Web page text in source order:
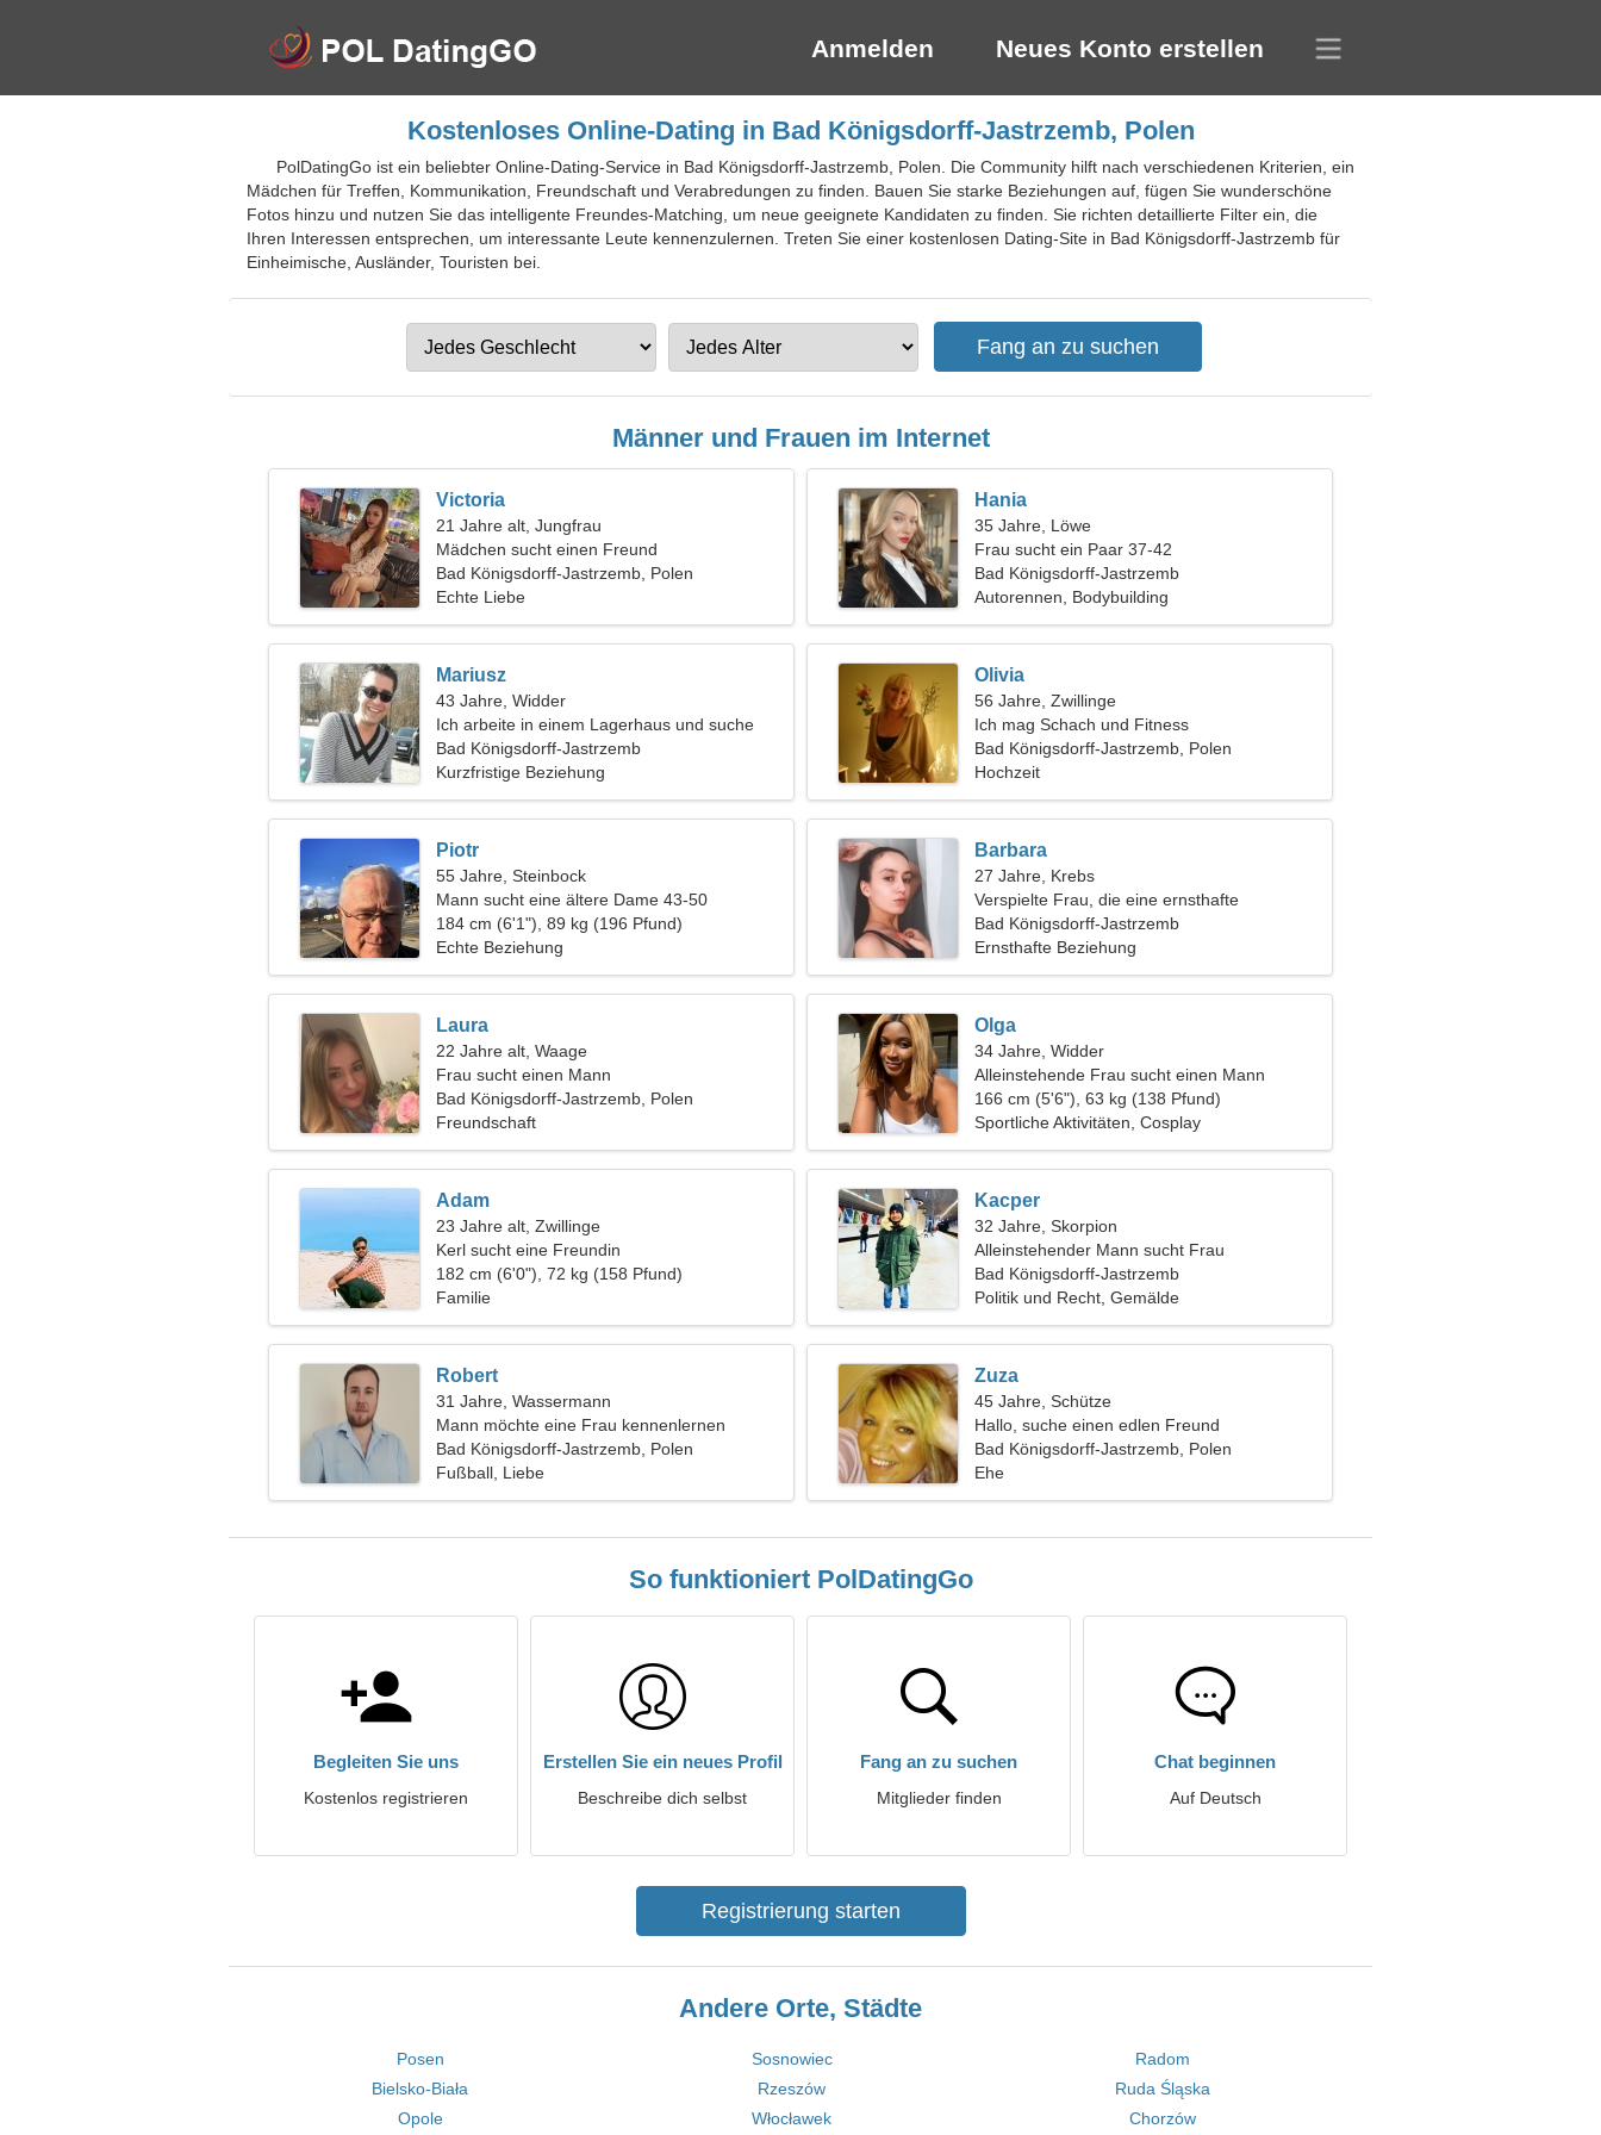
Anmelden Neues Konto erstellen
Kostenloses Online-Dating in Bad Königsdorff-Jastrzemb, Polen
PolDatingGo ist ein beliebter Online-Dating-Service in Bad Königsdorff-Jastrzemb, Polen. Die Community hilft nach verschiedenen Kriterien, ein
Mädchen für Treffen, Kommunikation, Freundschaft und Verabredungen zu finden. Bauen Sie starke Beziehungen auf, fügen Sie wunderschöne
Fotos hinzu und nutzen Sie das intelligente Freundes-Matching, um neue geeignete Kandidaten zu finden. Sie richten detaillierte Filter ein, die
Ihren Interessen entsprechen, um interessante Leute kennenzulernen. Treten Sie einer kostenlosen Dating-Site in Bad Königsdorff-Jastrzemb für
Einheimische, Ausländer, Touristen bei.
Männer und Frauen im Internet
Victoria
21 Jahre alt, Jungfrau
Mädchen sucht einen Freund
Bad Königsdorff-Jastrzemb, Polen
Echte Liebe
Hania
35 Jahre, Löwe
Frau sucht ein Paar 37-42
Bad Königsdorff-Jastrzemb
Autorennen, Bodybuilding
Mariusz
43 Jahre, Widder
Ich arbeite in einem Lagerhaus und suche
eine verspielte Frau
Bad Königsdorff-Jastrzemb
Kurzfristige Beziehung
Olivia
56 Jahre, Zwillinge
Ich mag Schach und Fitness
Bad Königsdorff-Jastrzemb, Polen
Hochzeit
Piotr
55 Jahre, Steinbock
Mann sucht eine ältere Dame 43-50
184 cm (6'1"), 89 kg (196 Pfund)
Echte Beziehung
Barbara
27 Jahre, Krebs
Verspielte Frau, die eine ernsthafte
Beziehung sucht
Bad Königsdorff-Jastrzemb
Ernsthafte Beziehung
Laura
22 Jahre alt, Waage
Frau sucht einen Mann
Bad Königsdorff-Jastrzemb, Polen
Freundschaft
Olga
34 Jahre, Widder
Alleinstehende Frau sucht einen Mann
166 cm (5'6"), 63 kg (138 Pfund)
Sportliche Aktivitäten, Cosplay
Adam
23 Jahre alt, Zwillinge
Kerl sucht eine Freundin
182 cm (6'0"), 72 kg (158 Pfund)
Familie
Kacper
32 Jahre, Skorpion
Alleinstehender Mann sucht Frau
Bad Königsdorff-Jastrzemb
Politik und Recht, Gemälde
Robert
31 Jahre, Wassermann
Mann möchte eine Frau kennenlernen
Bad Königsdorff-Jastrzemb, Polen
Fußball, Liebe
Zuza
45 Jahre, Schütze
Hallo, suche einen edlen Freund
Bad Königsdorff-Jastrzemb, Polen
Ehe
So funktioniert PolDatingGo
Begleiten Sie uns
Kostenlos registrieren
Erstellen Sie ein neues Profil
Beschreibe dich selbst
Fang an zu suchen
Mitglieder finden
Chat beginnen
Auf Deutsch
Registrierung starten
Andere Orte, Städte
Posen Sosnowiec
Radom
Bielsko-Biała
Rzeszów
Ruda Śląska
Opole
Włocławek Chorzów